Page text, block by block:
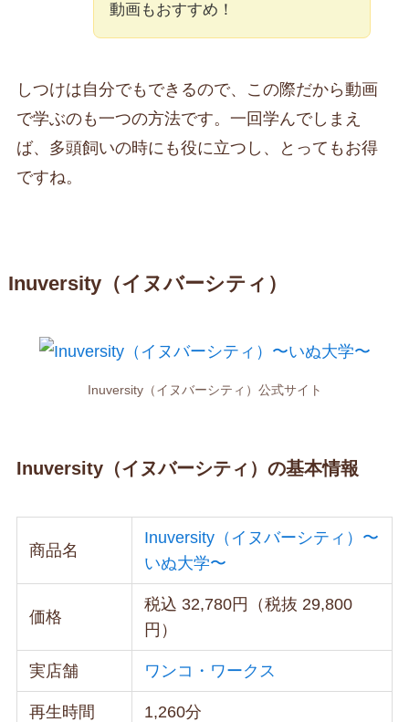
動画もおすすめ！
しつけは自分でもできるので、この際だから動画
で学ぶのも一つの方法です。一回学んでしまえ
ば、多頭飼いの時にも役に立つし、とってもお得
ですね。
Inuversity（イヌバーシティ）
Inuversity（イヌバーシティ）公式サイト
Inuversity（イヌバーシティ）の基本情報
商品名
Inuversity（イヌバーシティ）〜
いぬ大学〜
価格
税込 32,780円（税抜 29,800
円）
実店舗 ワンコ・ワークス
再生時間 1,260分